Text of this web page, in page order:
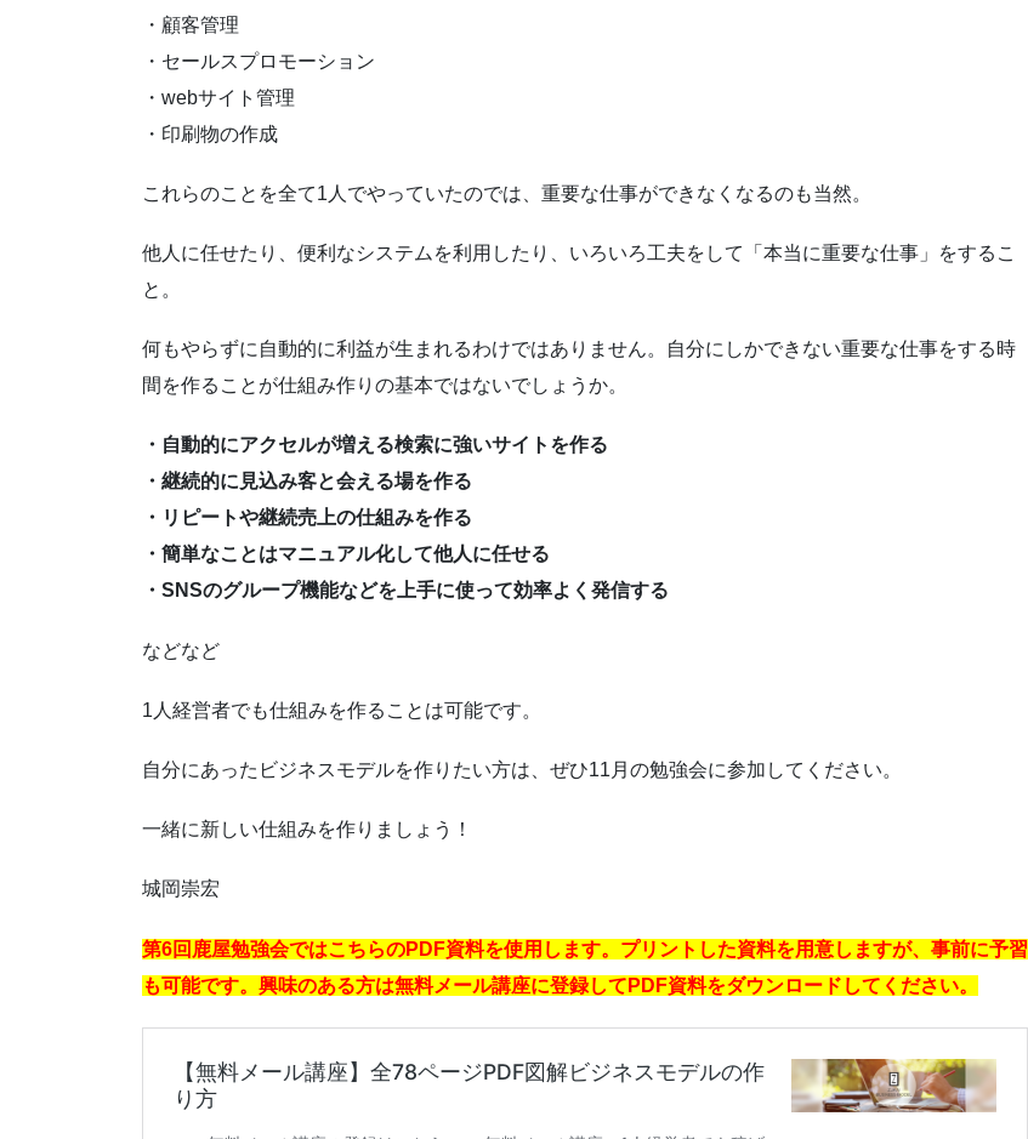
・顧客管理
・セールスプロモーション
・webサイト管理
・印刷物の作成
これらのことを全て1人でやっていたのでは、重要な仕事ができなくなるのも当然。
他人に任せたり、便利なシステムを利用したり、いろいろ工夫をして「本当に重要な仕事」をするこ
と。
何もやらずに自動的に利益が生まれるわけではありません。自分にしかできない重要な仕事をする時
間を作ることが仕組み作りの基本ではないでしょうか。
・自動的にアクセルが増える検索に強いサイトを作る
・継続的に見込み客と会える場を作る
・リピートや継続売上の仕組みを作る
・簡単なことはマニュアル化して他人に任せる
・SNSのグループ機能などを上手に使って効率よく発信する
などなど
1人経営者でも仕組みを作ることは可能です。
自分にあったビジネスモデルを作りたい方は、ぜひ11月の勉強会に参加してください。
一緒に新しい仕組みを作りましょう！
城岡崇宏
第6回鹿屋勉強会ではこちらのPDF資料を使用します。プリントした資料を用意しますが、事前に予習
も可能です。興味のある方は無料メール講座に登録してPDF資料をダウンロードしてください。